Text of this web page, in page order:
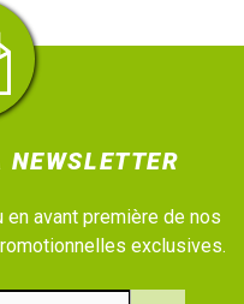
avant première de nos
exclusives.